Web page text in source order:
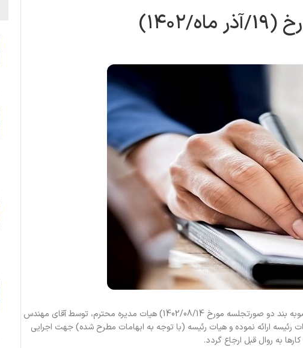
در نطق پیش از دستور موضوع اجرایی شدن نظام نامه ارجاع کار نظارت (مصوبه بند دو صورتجلسه مورخ 1402/08/14) هیات مدیره محترم، توسط آقای مهندس
رئیسه ارائه نموده و هیات رئیسه (با توجه به ابهامات مطرح شده) جهت اجرایی
به روال قبل ارجاع گردد.